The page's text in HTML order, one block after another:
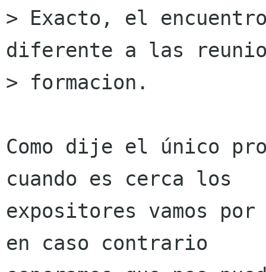
> Exacto, el
diferente a las
> formacion.
Como dije el único
cuando es cerca los
expositores vamos
en caso contrario